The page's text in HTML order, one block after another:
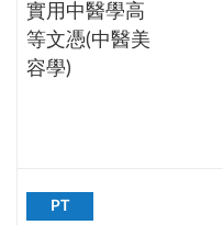
實用中醫學高
等文憑(中醫美
容學)
PT